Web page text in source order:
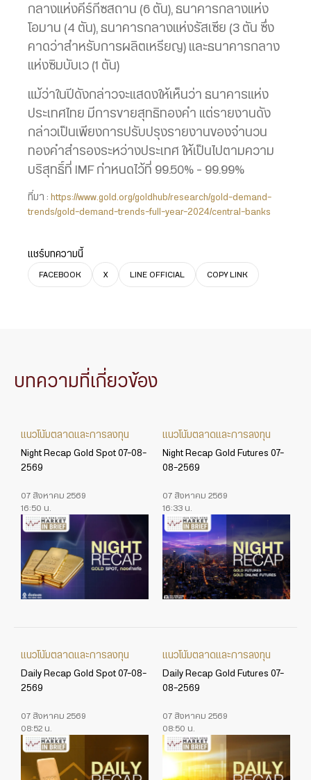
กลางแห่งคีร์กีซสถาน (6 ตัน), ธนาคารกลางแห่ง
โอมาน (4 ตัน), ธนาคารกลางแห่งรัสเซีย (3 ตัน ซึ่ง
คาดว่าสำหรับการผลิตเหรียญ) และธนาคารกลาง
แห่งซิมบับเว (1 ตัน)
แม้ว่าในปีดังกล่าวจะแสดงให้เห็นว่า ธนาคารแห่ง
ประเทศไทย มีการขายสุทธิทองคำ แต่รายงานดัง
กล่าวเป็นเพียงการปรับปรุงรายงานของจำนวน
ทองคำสำรองระหว่างประเทศ ให้เป็นไปตามความ
บริสุทธิ์ที่ IMF กำหนดไว้ที่ 99.50% – 99.99%
ที่มา : https://www.gold.org/goldhub/research/gold-demand-
trends/gold-demand-trends-full-year-2024/central-banks
แชร์บทความนี้
FACEBOOK X LINE OFFICIAL COPY LINK
บทความที่เกี่ยวข้อง
แนวโน้มตลาดและการลงทุน
Night Recap Gold Spot 07-08-
2569
07 สิงหาคม 2569
16:50 น.
แนวโน้มตลาดและการลงทุน
Night Recap Gold Futures 07-
08-2569
07 สิงหาคม 2569
16:33 น.
แนวโน้มตลาดและการลงทุน
Daily Recap Gold Spot 07-08-
2569
07 สิงหาคม 2569
08:52 น.
แนวโน้มตลาดและการลงทุน
Daily Recap Gold Futures 07-
08-2569
07 สิงหาคม 2569
08:50 น.